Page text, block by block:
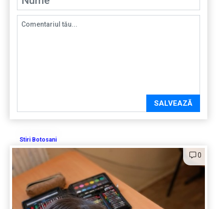
SALVEAZĂ
Stiri Botosani
0